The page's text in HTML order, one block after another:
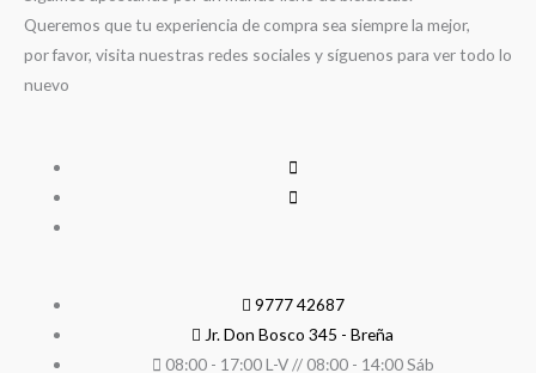
Queremos que tu experiencia de compra sea siempre la mejor,
por favor, visita nuestras redes sociales y síguenos para ver todo lo
nuevo
9777 42687
Jr. Don Bosco 345 - Breña
08:00 - 17:00 L-V // 08:00 - 14:00 Sáb